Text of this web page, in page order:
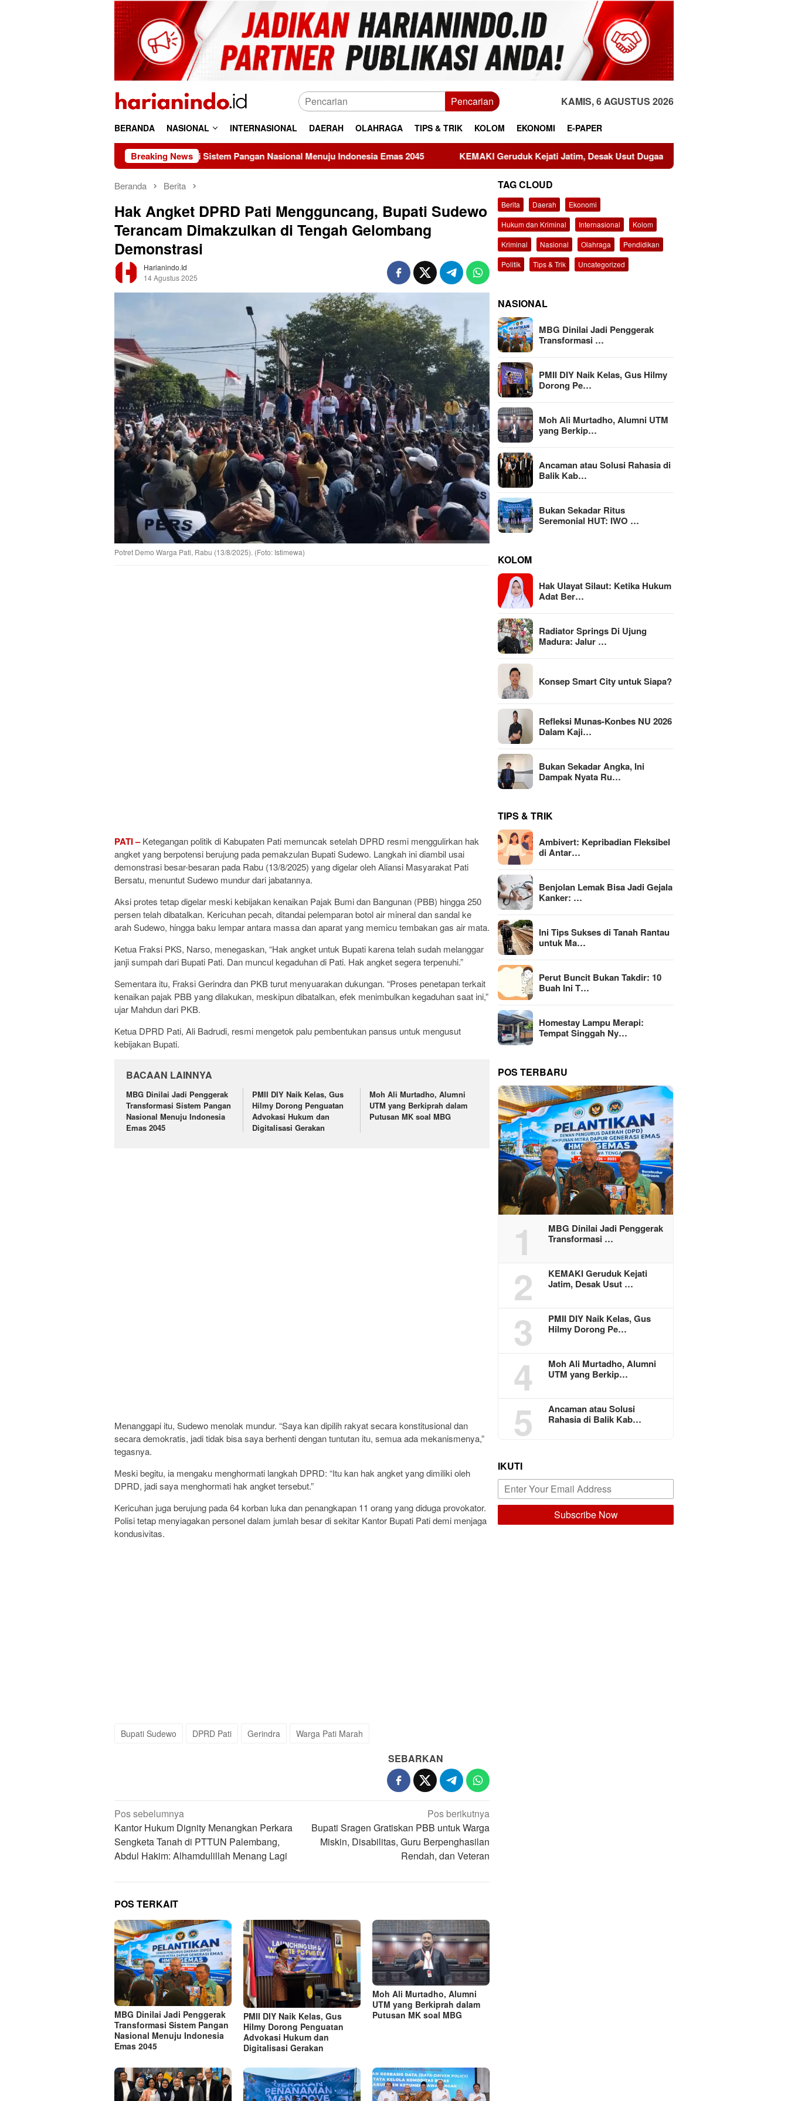
Pencarian KAMIS, 6 AGUSTUS 2026
BERANDA NASIONAL INTERNASIONAL DAERAH OLAHRAGA TIPS & TRIK KOLOM EKONOMI E-PAPER
Breaking News
Penggerak Transformasi Sistem Pangan Nasional Menuju Indonesia Emas 2045 KEMAKI Geruduk Kejati Jatim, Desak Usut Dugaan Mark-up Anggaran Dishub Rp111 Miliar
Beranda Berita
Hak Angket DPRD Pati Mengguncang, Bupati Sudewo
Terancam Dimakzulkan di Tengah Gelombang
Demonstrasi
Harianindo.id
14 Agustus 2025
Potret Demo Warga Pati, Rabu (13/8/2025). (Foto: Istimewa)
PATI –Ketegangan politik di Kabupaten Pati memuncak setelah DPRD resmi menggulirkan hak
angket yang berpotensi berujung pada pemakzulan Bupati Sudewo. Langkah ini diambil usai
demonstrasi besar-besaran pada Rabu (13/8/2025) yang digelar oleh Aliansi Masyarakat Pati
Bersatu, menuntut Sudewo mundur dari jabatannya.
Aksi protes tetap digelar meski kebijakan kenaikan Pajak Bumi dan Bangunan (PBB) hingga 250
persen telah dibatalkan. Kericuhan pecah, ditandai pelemparan botol air mineral dan sandal ke
arah Sudewo, hingga baku lempar antara massa dan aparat yang memicu tembakan gas air mata.
Ketua Fraksi PKS, Narso, menegaskan, “Hak angket untuk Bupati karena telah sudah melanggar
janji sumpah dari Bupati Pati. Dan muncul kegaduhan di Pati. Hak angket segera terpenuhi.”
Sementara itu, Fraksi Gerindra dan PKB turut menyuarakan dukungan. “Proses penetapan terkait
kenaikan pajak PBB yang dilakukan, meskipun dibatalkan, efek menimbulkan kegaduhan saat ini,”
ujar Mahdun dari PKB.
Ketua DPRD Pati, Ali Badrudi, resmi mengetok palu pembentukan pansus untuk mengusut
kebijakan Bupati.
BACAAN LAINNYA
MBG Dinilai Jadi Penggerak
Transformasi Sistem Pangan
Nasional Menuju Indonesia
Emas 2045
PMII DIY Naik Kelas, Gus
Hilmy Dorong Penguatan
Advokasi Hukum dan
Digitalisasi Gerakan
Moh Ali Murtadho, Alumni
UTM yang Berkiprah dalam
Putusan MK soal MBG
Menanggapi itu, Sudewo menolak mundur. “Saya kan dipilih rakyat secara konstitusional dan
secara demokratis, jadi tidak bisa saya berhenti dengan tuntutan itu, semua ada mekanismenya,”
tegasnya.
Meski begitu, ia mengaku menghormati langkah DPRD: “Itu kan hak angket yang dimiliki oleh
DPRD, jadi saya menghormati hak angket tersebut.”
Kericuhan juga berujung pada 64 korban luka dan penangkapan 11 orang yang diduga provokator.
Polisi tetap menyiagakan personel dalam jumlah besar di sekitar Kantor Bupati Pati demi menjaga
kondusivitas.
Bupati Sudewo DPRD Pati Gerindra Warga Pati Marah
SEBARKAN
Navigasi
pos
Pos sebelumnya
Kantor Hukum Dignity Menangkan Perkara
Sengketa Tanah di PTTUN Palembang,
Abdul Hakim: Alhamdulillah Menang Lagi
Pos berikutnya
Bupati Sragen Gratiskan PBB untuk Warga
Miskin, Disabilitas, Guru Berpenghasilan
Rendah, dan Veteran
POS TERKAIT
MBG Dinilai Jadi Penggerak
Transformasi Sistem Pangan
Nasional Menuju Indonesia
Emas 2045
PMII DIY Naik Kelas, Gus
Hilmy Dorong Penguatan
Advokasi Hukum dan
Digitalisasi Gerakan
Moh Ali Murtadho, Alumni
UTM yang Berkiprah dalam
Putusan MK soal MBG
TAG CLOUD
Berita Daerah
Ekonomi
Hukum dan Kriminal
Internasional
Kolom
Kriminal
Nasional Olahraga
Pendidikan
Politik
Tips & Trik Uncategorized
NASIONAL
MBG Dinilai Jadi Penggerak
Transformasi …
PMII DIY Naik Kelas, Gus Hilmy
Dorong Pe…
Moh Ali Murtadho, Alumni UTM
yang Berkip…
Ancaman atau Solusi Rahasia di
Balik Kab…
Bukan Sekadar Ritus
Seremonial HUT: IWO …
KOLOM
Hak Ulayat Silaut: Ketika Hukum
Adat Ber…
Radiator Springs Di Ujung
Madura: Jalur …
Konsep Smart City untuk Siapa?
Refleksi Munas-Konbes NU 2026
Dalam Kaji…
Bukan Sekadar Angka, Ini
Dampak Nyata Ru…
TIPS & TRIK
Ambivert: Kepribadian Fleksibel
di Antar…
Benjolan Lemak Bisa Jadi Gejala
Kanker: …
Ini Tips Sukses di Tanah Rantau
untuk Ma…
Perut Buncit Bukan Takdir: 10
Buah Ini T…
Homestay Lampu Merapi:
Tempat Singgah Ny…
POS TERBARU
1
MBG Dinilai Jadi Penggerak
Transformasi …
2
KEMAKI Geruduk Kejati
Jatim, Desak Usut …
3
PMII DIY Naik Kelas, Gus
Hilmy Dorong Pe…
4
Moh Ali Murtadho, Alumni
UTM yang Berkip…
5
Ancaman atau Solusi
Rahasia di Balik Kab…
IKUTI